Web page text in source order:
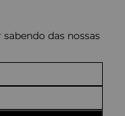
das nossas